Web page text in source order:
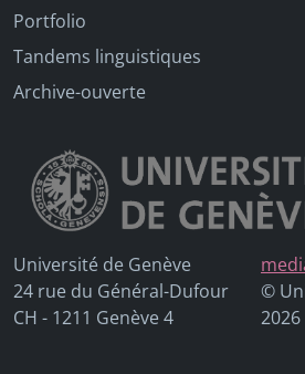
Portfolio
Tandems linguistiques
Archive-ouverte
Université de Genève
24 rue du Général-Dufour
CH - 1211 Genève 4
©
2026